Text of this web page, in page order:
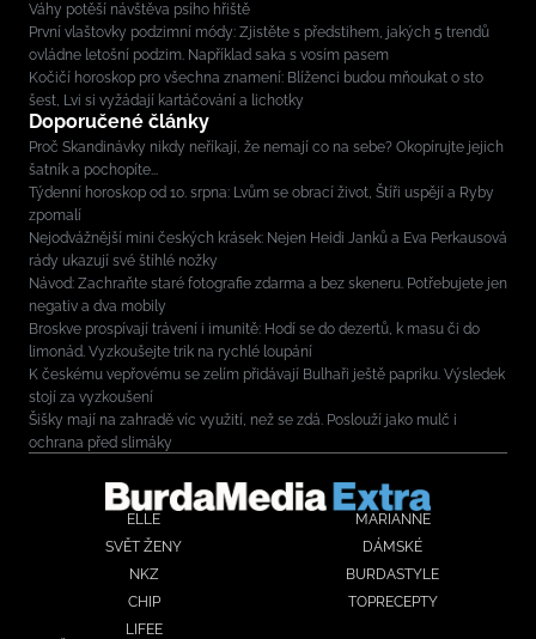
Váhy potěší návštěva psího hřiště
První vlaštovky podzimní módy: Zjistěte s předstihem, jakých 5 trendů
ovládne letošní podzim. Například saka s vosím pasem
Kočičí horoskop pro všechna znamení: Blíženci budou mňoukat o sto
šest, Lvi si vyžádají kartáčování a lichotky
Doporučené články
Proč Skandinávky nikdy neříkají, že nemají co na sebe? Okopírujte jejich
šatník a pochopíte...
Týdenní horoskop od 10. srpna: Lvům se obrací život, Štíři uspějí a Ryby
zpomalí
Nejodvážnější mini českých krásek: Nejen Heidi Janků a Eva Perkausová
rády ukazují své štíhlé nožky
Návod: Zachraňte staré fotografie zdarma a bez skeneru. Potřebujete jen
negativ a dva mobily
Broskve prospívají trávení i imunitě: Hodí se do dezertů, k masu či do
limonád. Vyzkoušejte trik na rychlé loupání
K českému vepřovému se zelím přidávají Bulhaři ještě papriku. Výsledek
stojí za vyzkoušení
Šišky mají na zahradě víc využití, než se zdá. Poslouží jako mulč i
ochrana před slimáky
ELLE
MARIANNE
SVĚT ŽENY
DÁMSKÉ
NKZ
BURDASTYLE
CHIP
TOPRECEPTY
LIFEE